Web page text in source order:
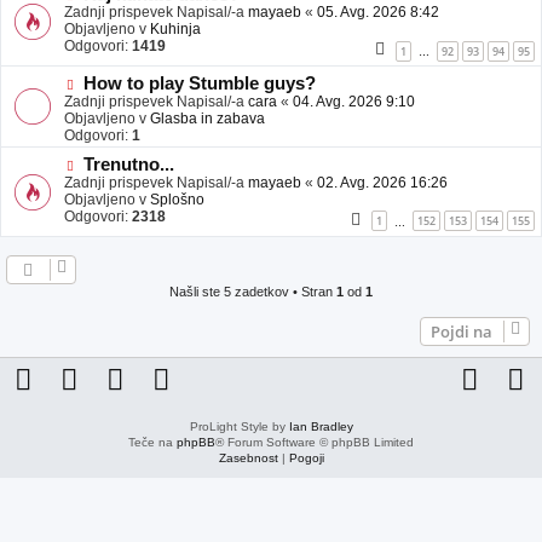
a
v
e
o
v
e
b
a
v
e
Zadnji prispevek Napisal/-a mayaeb « 05. Avg. 2026 8:42
Objavljeno v Kuhinja
Odgovori: 1419 1 92 93 94 95
N
o
v
e
o
b
j
a
v
e
How to play Stumble guys?
Zadnji prispevek Napisal/-a cara « 04. Avg. 2026 9:10
Objavljeno v Glasba in zabava
Odgovori: 1
N
o
v
e
o
Trenutno...
Zadnji prispevek Napisal/-a mayaeb « 02. Avg. 2026 16:26
Objavljeno v Splošno
Odgovori: 2318 1 152 153 154 155
Našli ste 5 zadetkov • Stran 1 od 1
Pojdi na
ProLight Style by Ian Bradley
Teče na phpBB® Forum Software © phpBB Limited
Zasebnost| Pogoji